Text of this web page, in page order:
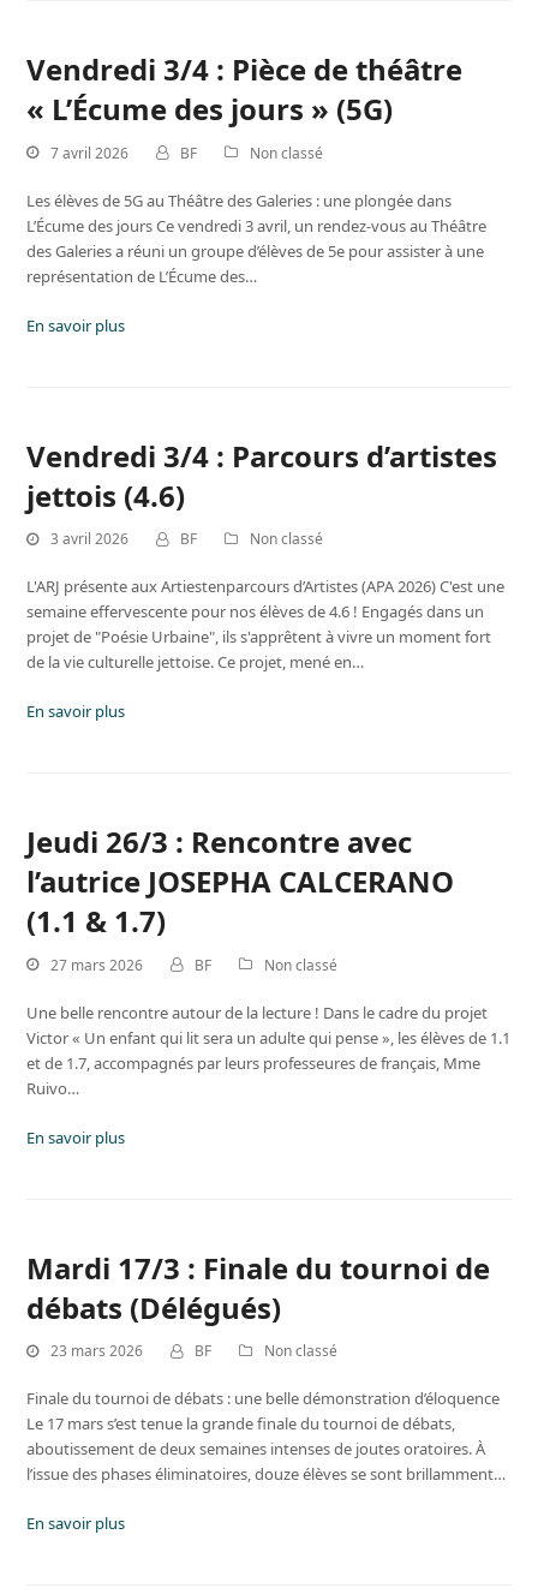
Vendredi 3/4 : Pièce de théâtre
« L’Écume des jours » (5G)
7 avril 2026 BF Non classé
Les élèves de 5G au Théâtre des Galeries : une plongée dans
L’Écume des jours Ce vendredi 3 avril, un rendez-vous au Théâtre
des Galeries a réuni un groupe d’élèves de 5e pour assister à une
représentation de L’Écume des…
En savoir plus
Vendredi 3/4 : Parcours d’artistes
jettois (4.6)
3 avril 2026 BF Non classé
L'ARJ présente aux Artiestenparcours d’Artistes (APA 2026) C'est une
semaine effervescente pour nos élèves de 4.6 ! Engagés dans un
projet de "Poésie Urbaine", ils s'apprêtent à vivre un moment fort
de la vie culturelle jettoise. Ce projet, mené en…
En savoir plus
Jeudi 26/3 : Rencontre avec
l’autrice JOSEPHA CALCERANO
(1.1 & 1.7)
27 mars 2026 BF Non classé
Une belle rencontre autour de la lecture ! Dans le cadre du projet
Victor « Un enfant qui lit sera un adulte qui pense », les élèves de 1.1
et de 1.7, accompagnés par leurs professeures de français, Mme
Ruivo…
En savoir plus
Mardi 17/3 : Finale du tournoi de
débats (Délégués)
23 mars 2026 BF Non classé
Finale du tournoi de débats : une belle démonstration d’éloquence
Le 17 mars s’est tenue la grande finale du tournoi de débats,
aboutissement de deux semaines intenses de joutes oratoires. À
l’issue des phases éliminatoires, douze élèves se sont brillamment…
En savoir plus